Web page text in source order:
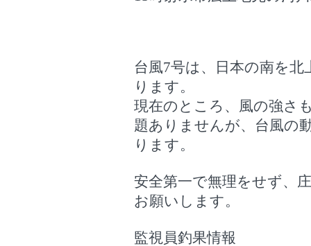
台風7号は、日本の南を
ります。
現在のところ、風の強さ
題ありませんが、台風の
ります。
安全第一で無理をせず、
お願いします。
監視員釣果情報